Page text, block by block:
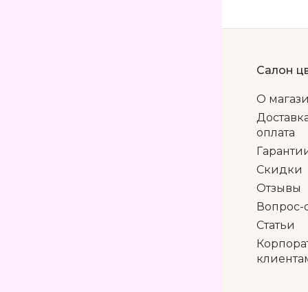
Салон
О
оплата
Скидки
Отзывы
Вопрос-
Статьи